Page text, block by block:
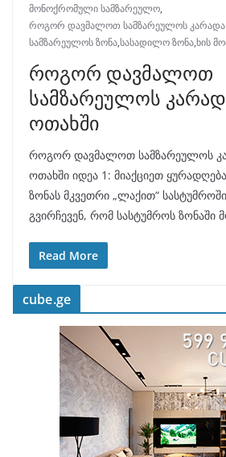
მონოქრომული სამზარეულო,
როგორ დავმალოთ სამზარეულოს კარადა
სამზარეულოს ზონა,სასადილო ზონა,ხის
როგორ დავმალოთ
სამზარეულოს
ოთახში
როგორ დავმალოთ სამზარეულოს
ოთახში იდეა 1: მიაქციეთ
ზონას მკვეთრი „ლაქით“
გვირჩევენ, რომ სასტუმროს ზონაში
Read More
cube.ge